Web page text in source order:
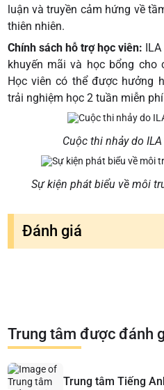
Trung tâm được đánh
Trung tâm Tiếng
luận và truyền cảm hứng về
thiên nhiên.
Chính sách hỗ trợ học viên:
khuyến mãi và học bổng
Học viên có thể được hưởng
trải nghiệm học 2 tuần miễn
Cuộc thi nhảy do
Sự kiện phát biểu về môi
Đánh giá